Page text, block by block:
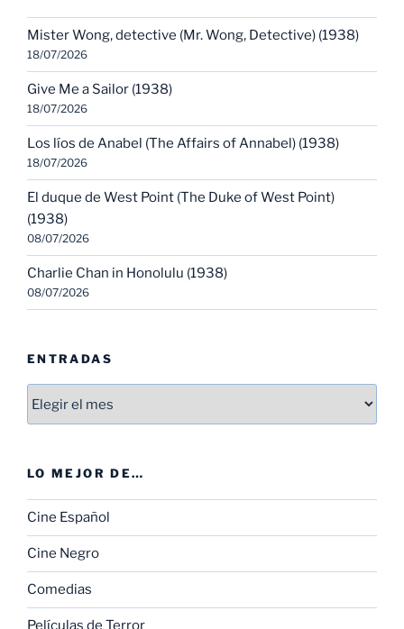
Mister Wong, detective (Mr. Wong, Detective) (1938)
18/07/2026
Give Me a Sailor (1938)
18/07/2026
Los líos de Anabel (The Affairs of Annabel) (1938)
18/07/2026
El duque de West Point (The Duke of West Point)
(1938)
08/07/2026
Charlie Chan in Honolulu (1938)
08/07/2026
ENTRADAS
LO MEJOR DE…
Cine Español
Cine Negro
Comedias
Películas de Terror